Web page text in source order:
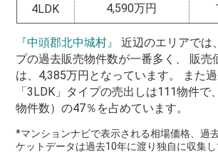
4LDK 4,590万円
『中頭郡北中城村』
近辺のエリアでは
プの過去販売物件数が一番多く、 販売
は、4,385万円となっています。 また
「3LDK」タイプの売出しは111物件で
物件数）の47％を占めています。
*マンションナビで表示される相場価格、過
ケットデータは過去10年に渡り独自に収集